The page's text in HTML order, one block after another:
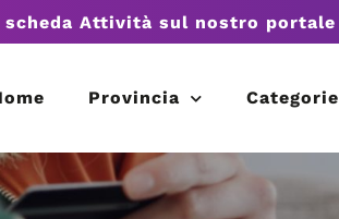
scheda Attività sul nostro portale
Provincia Categorie